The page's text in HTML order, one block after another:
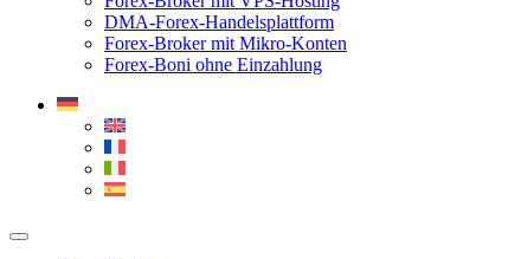
DMA-Forex-Handelsplattform
Forex-Broker mit Mikro-Konten
Forex-Boni ohne Einzahlung